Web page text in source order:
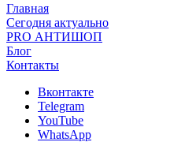
Главная
Сегодня актуально
PRO АНТИШОП
Блог
Контакты
Вконтакте
Telegram
YouTube
WhatsApp